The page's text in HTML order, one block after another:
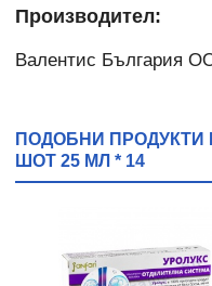
Производител:
Валентис България
ПОДОБНИ ПРОДУКТИ
ШОТ 25 МЛ * 14